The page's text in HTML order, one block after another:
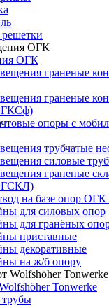
ОГК
граненые
граненые
опоры с
трубчатые
силовые
граненые
на базе опор
для силовых опор
для гранёных
приставные
декоративные
на ж/б опору
Tonwerke